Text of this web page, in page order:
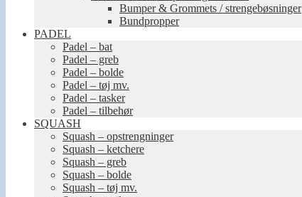
Bumper & Grommets / strengebøsninger
Bundpropper
PADEL
Padel – bat
Padel – greb
Padel – bolde
Padel – tøj mv.
Padel – tasker
Padel – tilbehør
SQUASH
Squash – opstrengninger
Squash – ketchere
Squash – greb
Squash – bolde
Squash – tøj mv.